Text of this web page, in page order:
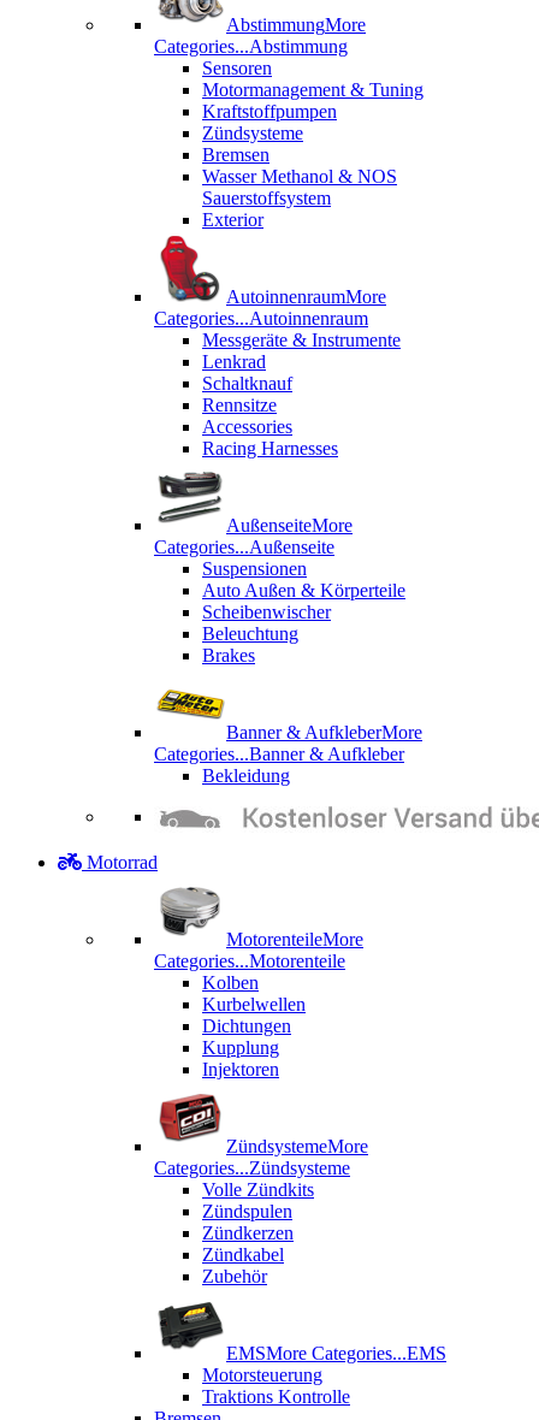
AbstimmungMore
Categories...Abstimmung
Sensoren
Motormanagement & Tuning
Kraftstoffpumpen
Zündsysteme
Bremsen
Wasser Methanol & NOS
Sauerstoffsystem
Exterior
AutoinnenraumMore
Categories...Autoinnenraum
Messgeräte & Instrumente
Lenkrad
Schaltknauf
Rennsitze
Accessories
Racing Harnesses
AußenseiteMore
Categories...Außenseite
Suspensionen
Auto Außen & Körperteile
Scheibenwischer
Beleuchtung
Brakes
Banner & AufkleberMore
Categories...Banner & Aufkleber
Bekleidung
Motorrad
MotorenteileMore
Categories...Motorenteile
Kolben
Kurbelwellen
Dichtungen
Kupplung
Injektoren
ZündsystemeMore
Categories...Zündsysteme
Volle Zündkits
Zündspulen
Zündkerzen
Zündkabel
Zubehör
EMSMore Categories...EMS
Motorsteuerung
Traktions Kontrolle